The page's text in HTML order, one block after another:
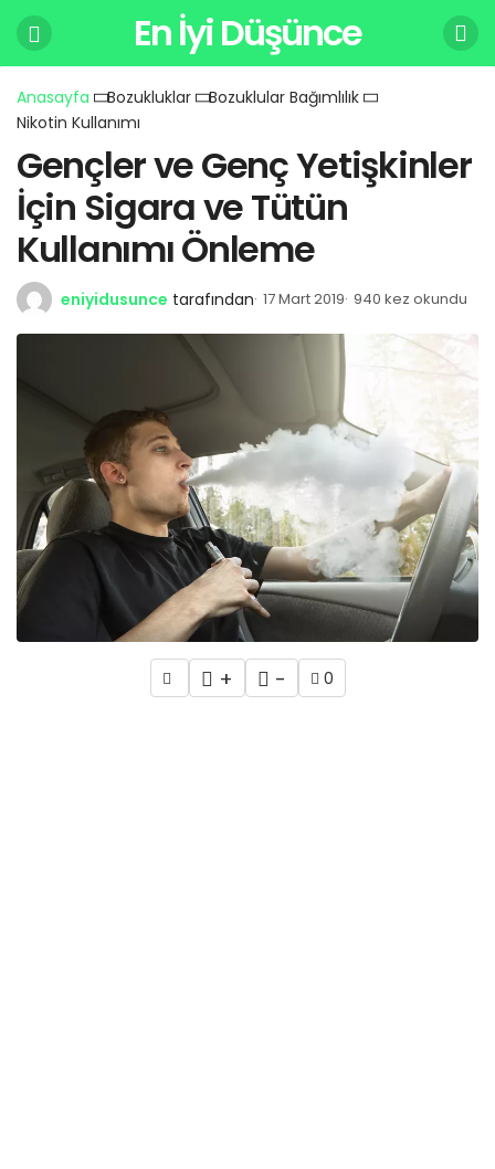
En İyi Düşünce
Anasayfa Bozukluklar
Bozuklular Bağımlılık
Nikotin Kullanımı
Gençler ve Genç Yetişkinler
İçin Sigara ve Tütün
Kullanımı Önleme
eniyidusunce tarafından 17 Mart 2019 940 kez okundu
+ - 0